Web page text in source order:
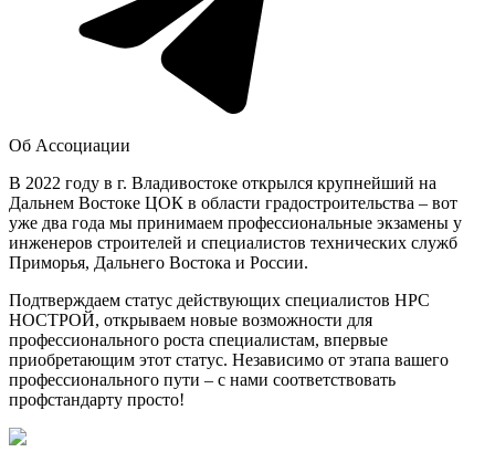
Об Ассоциации
В 2022 году в г. Владивостоке открылся крупнейший на
Дальнем Востоке ЦОК в области градостроительства – вот
уже два года мы принимаем профессиональные экзамены у
инженеров строителей и специалистов технических служб
Приморья, Дальнего Востока и России.
Подтверждаем статус действующих специалистов НРС
НОСТРОЙ, открываем новые возможности для
профессионального роста специалистам, впервые
приобретающим этот статус. Независимо от этапа вашего
профессионального пути – с нами соответствовать
профстандарту просто!